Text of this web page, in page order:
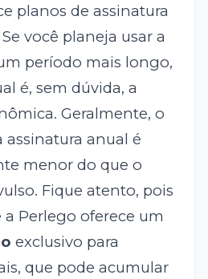
planos de assinatura
você planeja usar a
período mais longo,
é, sem dúvida, a
Geralmente, o
assinatura anual é
menor do que o
Fique atento, pois
Perlego oferece um
exclusivo para
que pode acumular